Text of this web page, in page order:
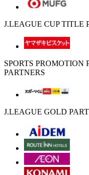
J.LEAGUE CUP TITLE
SPORTS PROMOTION
PARTNERS
J.LEAGUE GOLD